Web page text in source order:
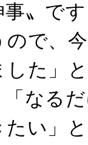
〟で
で、
た」
なる
い」